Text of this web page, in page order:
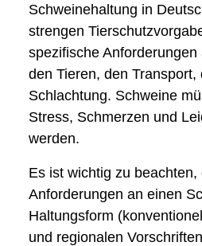
Schweinehaltung in
strengen
spezifische
den Tieren, den
Schlachtung. Schweine
Stress, Schmerzen und
werden.
Es ist wichtig zu
Anforderungen an einen
Haltungsform
und regionalen